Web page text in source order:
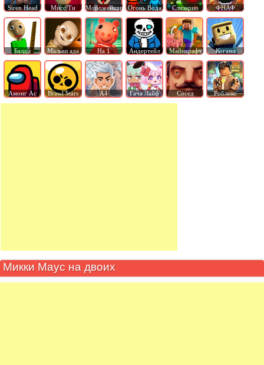
Siren Head Мисс Ти Мороженщик Огонь Вода Слизарио ФНАФ
Балди Малыш ада На 1 Андертейл Майнкрафт Когама
Амонг Ас Brawl Stars А4 Гача Лайф Сосед Роблокс
Микки Маус на двоих